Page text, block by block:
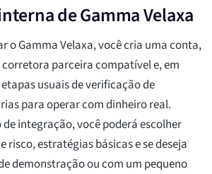
de Gamma Velaxa
o Gamma Velaxa, você cria uma conta,
parceira compatível e, em
usuais de verificação de
para operar com dinheiro real.
integração, você poderá escolher
risco, estratégias básicas e se deseja
demonstração ou com um pequeno